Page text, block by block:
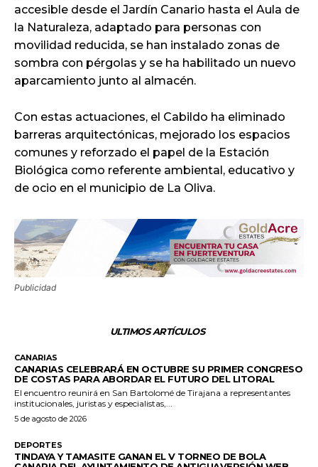
accesible desde el Jardín Canario hasta el Aula de
la Naturaleza, adaptado para personas con
movilidad reducida, se han instalado zonas de
sombra con pérgolas y se ha habilitado un nuevo
aparcamiento junto al almacén.
Con estas actuaciones, el Cabildo ha eliminado
barreras arquitectónicas, mejorado los espacios
comunes y reforzado el papel de la Estación
Biológica como referente ambiental, educativo y
de ocio en el municipio de La Oliva.
Publicidad
ULTIMOS ARTÍCULOS
CANARIAS
CANARIAS CELEBRARÁ EN OCTUBRE SU PRIMER CONGRESO
DE COSTAS PARA ABORDAR EL FUTURO DEL LITORAL
El encuentro reunirá en San Bartolomé de Tirajana a representantes
institucionales, juristas y especialistas,...
5 de agosto de 2026
DEPORTES
TINDAYA Y TAMASITE GANAN EL V TORNEO DE BOLA